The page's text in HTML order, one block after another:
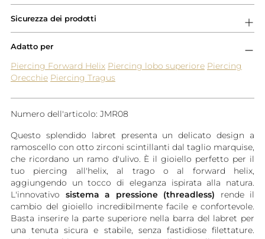
Sicurezza dei prodotti
Adatto per
Piercing Forward Helix Piercing lobo superiore Piercing
Orecchie Piercing Tragus
Numero dell'articolo: JMR08
Questo splendido labret presenta un delicato design a
ramoscello con otto zirconi scintillanti dal taglio marquise,
che ricordano un ramo d'ulivo. È il gioiello perfetto per il
tuo piercing all'helix, al trago o al forward helix,
aggiungendo un tocco di eleganza ispirata alla natura.
L'innovativo sistema a pressione (threadless) rende il
cambio del gioiello incredibilmente facile e confortevole.
Basta inserire la parte superiore nella barra del labret per
una tenuta sicura e stabile, senza fastidiose filettature.